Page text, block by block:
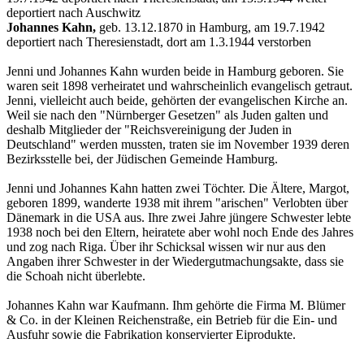
deportiert nach Auschwitz
Johannes Kahn, geb. 13.12.1870 in Hamburg, am 19.7.1942
deportiert nach Theresienstadt, dort am 1.3.1944 verstorben
Jenni und Johannes Kahn wurden beide in Hamburg geboren. Sie
waren seit 1898 verheiratet und wahrscheinlich evangelisch getraut.
Jenni, vielleicht auch beide, gehörten der evangelischen Kirche an.
Weil sie nach den "Nürnberger Gesetzen" als Juden galten und
deshalb Mitglieder der "Reichsvereinigung der Juden in
Deutschland" werden mussten, traten sie im November 1939 deren
Bezirksstelle bei, der Jüdischen Gemeinde Hamburg.
Jenni und Johannes Kahn hatten zwei Töchter. Die Ältere, Margot,
geboren 1899, wanderte 1938 mit ihrem "arischen" Verlobten über
Dänemark in die USA aus. Ihre zwei Jahre jüngere Schwester lebte
1938 noch bei den Eltern, heiratete aber wohl noch Ende des Jahres
und zog nach Riga. Über ihr Schicksal wissen wir nur aus den
Angaben ihrer Schwester in der Wiedergutmachungsakte, dass sie
die Schoah nicht überlebte.
Johannes Kahn war Kaufmann. Ihm gehörte die Firma M. Blümer
& Co. in der Kleinen Reichenstraße, ein Betrieb für die Ein- und
Aus­fuhr sowie die Fabrikation konservierter Eiprodukte.